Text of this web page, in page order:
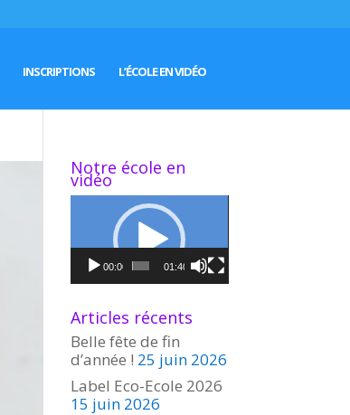
INSCRIPTIONS L’ÉCOLE EN VIDÉO
Notre école en
vidéo
00:00 01:40
Articles récents
Belle fête de fin
d’année ! 25 juin 2026
Label Eco-Ecole 2026
15 juin 2026